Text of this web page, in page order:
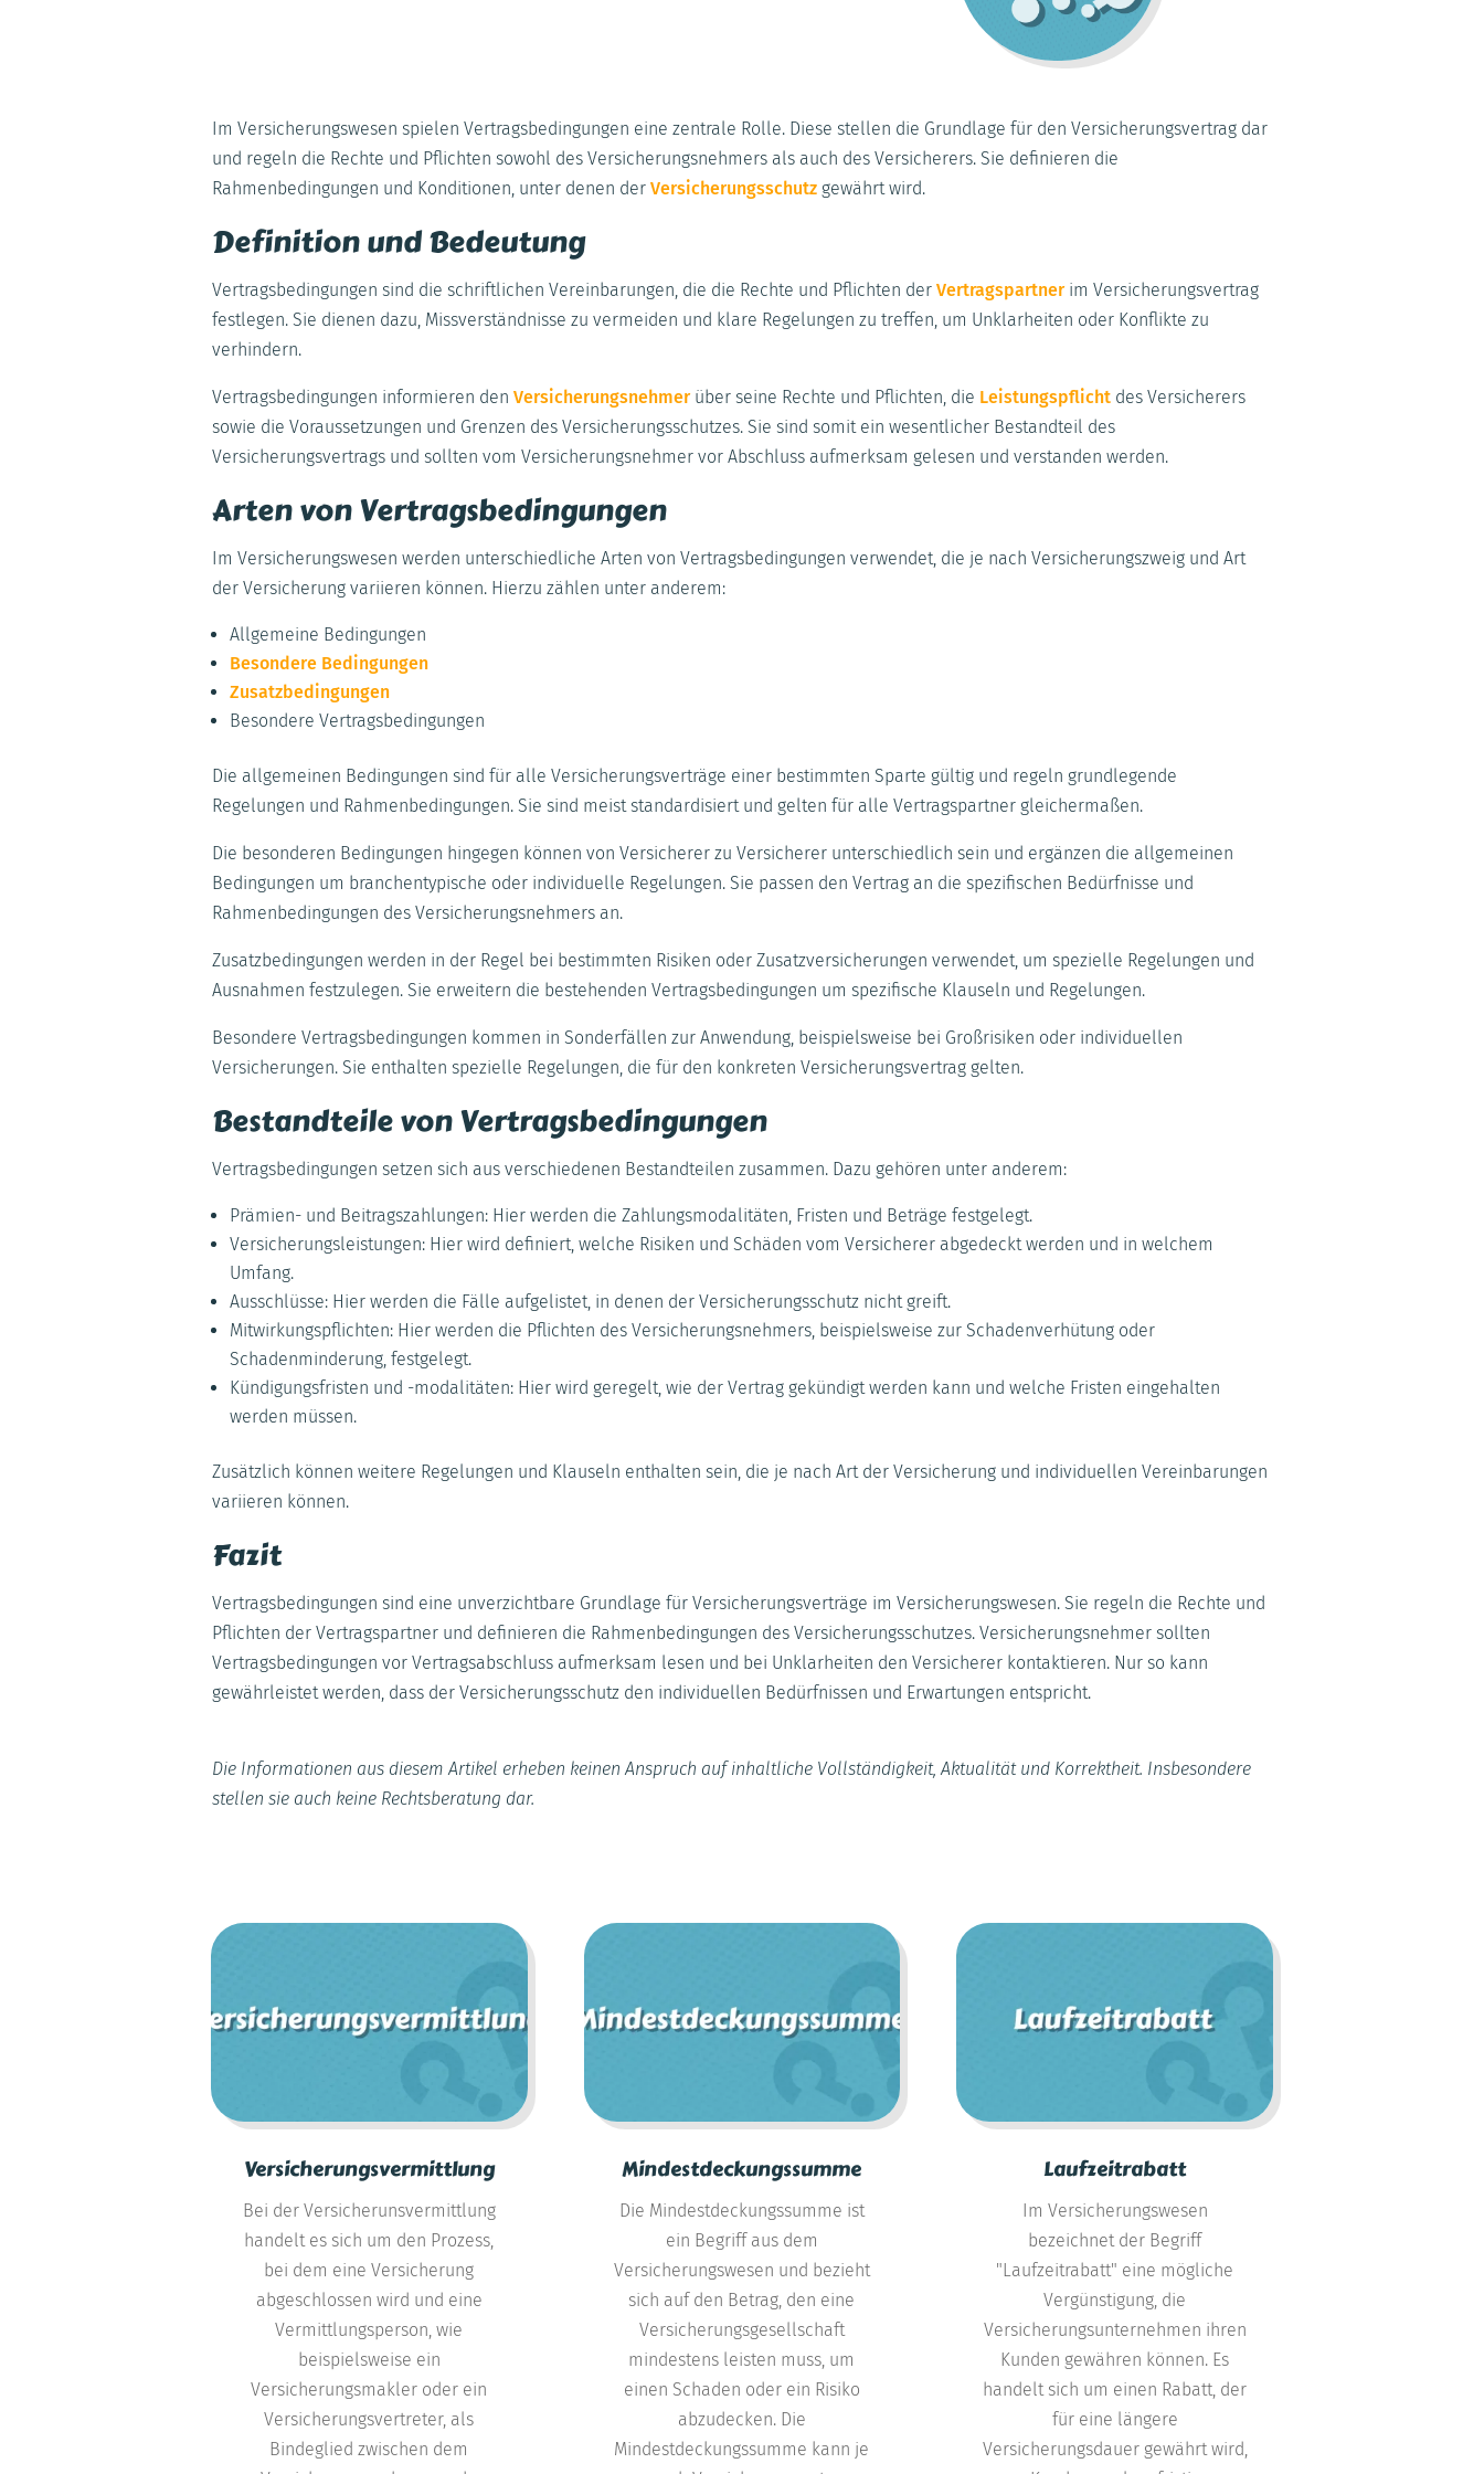
Im Versicherungswesen spielen Vertragsbedingungen eine zentrale Rolle. Diese stellen die Grundlage für den Versicherungsvertrag dar
und regeln die Rechte und Pflichten sowohl des Versicherungsnehmers als auch des Versicherers. Sie definieren die
Rahmenbedingungen und Konditionen, unter denen der Versicherungsschutz gewährt wird.
Definition und Bedeutung
Vertragsbedingungen sind die schriftlichen Vereinbarungen, die die Rechte und Pflichten der Vertragspartnerim Versicherungsvertrag
festlegen. Sie dienen dazu, Missverständnisse zu vermeiden und klare Regelungen zu treffen, um Unklarheiten oder Konflikte zu
verhindern.
Vertragsbedingungen informieren den Versicherungsnehmerüber seine Rechte und Pflichten, die Leistungspflicht des Versicherers
sowie die Voraussetzungen und Grenzen des Versicherungsschutzes. Sie sind somit ein wesentlicher Bestandteil des
Versicherungsvertrags und sollten vom Versicherungsnehmer vor Abschluss aufmerksam gelesen und verstanden werden.
Arten von Vertragsbedingungen
Im Versicherungswesen werden unterschiedliche Arten von Vertragsbedingungen verwendet, die je nach Versicherungszweig und Art
der Versicherung variieren können. Hierzu zählen unter anderem:
Allgemeine Bedingungen
Besondere Bedingungen
Zusatzbedingungen
Besondere Vertragsbedingungen
Die allgemeinen Bedingungen sind für alle Versicherungsverträge einer bestimmten Sparte gültig und regeln grundlegende
Regelungen und Rahmenbedingungen. Sie sind meist standardisiert und gelten für alle Vertragspartner gleichermaßen.
Die besonderen Bedingungen hingegen können von Versicherer zu Versicherer unterschiedlich sein und ergänzen die allgemeinen
Bedingungen um branchentypische oder individuelle Regelungen. Sie passen den Vertrag an die spezifischen Bedürfnisse und
Rahmenbedingungen des Versicherungsnehmers an.
Zusatzbedingungen werden in der Regel bei bestimmten Risiken oder Zusatzversicherungen verwendet, um spezielle Regelungen und
Ausnahmen festzulegen. Sie erweitern die bestehenden Vertragsbedingungen um spezifische Klauseln und Regelungen.
Besondere Vertragsbedingungen kommen in Sonderfällen zur Anwendung, beispielsweise bei Großrisiken oder individuellen
Versicherungen. Sie enthalten spezielle Regelungen, die für den konkreten Versicherungsvertrag gelten.
Bestandteile von Vertragsbedingungen
Vertragsbedingungen setzen sich aus verschiedenen Bestandteilen zusammen. Dazu gehören unter anderem:
Prämien- und Beitragszahlungen: Hier werden die Zahlungsmodalitäten, Fristen und Beträge festgelegt.
Versicherungsleistungen: Hier wird definiert, welche Risiken und Schäden vom Versicherer abgedeckt werden und in welchem
Umfang.
Ausschlüsse: Hier werden die Fälle aufgelistet, in denen der Versicherungsschutz nicht greift.
Mitwirkungspflichten: Hier werden die Pflichten des Versicherungsnehmers, beispielsweise zur Schadenverhütung oder
Schadenminderung, festgelegt.
Kündigungsfristen und -modalitäten: Hier wird geregelt, wie der Vertrag gekündigt werden kann und welche Fristen eingehalten
werden müssen.
Zusätzlich können weitere Regelungen und Klauseln enthalten sein, die je nach Art der Versicherung und individuellen Vereinbarungen
variieren können.
Fazit
Vertragsbedingungen sind eine unverzichtbare Grundlage für Versicherungsverträge im Versicherungswesen. Sie regeln die Rechte und
Pflichten der Vertragspartner und definieren die Rahmenbedingungen des Versicherungsschutzes. Versicherungsnehmer sollten
Vertragsbedingungen vor Vertragsabschluss aufmerksam lesen und bei Unklarheiten den Versicherer kontaktieren. Nur so kann
gewährleistet werden, dass der Versicherungsschutz den individuellen Bedürfnissen und Erwartungen entspricht.
Die Informationen aus diesem Artikel erheben keinen Anspruch auf inhaltliche Vollständigkeit, Aktualität und Korrektheit. Insbesondere
stellen sie auch keine Rechtsberatung dar.
Versicherungsvermittlung
Bei der Versicherunsvermittlung
handelt es sich um den Prozess,
bei dem eine Versicherung
abgeschlossen wird und eine
Vermittlungsperson, wie
beispielsweise ein
Versicherungsmakler oder ein
Versicherungsvertreter, als
Bindeglied zwischen dem
Mindestdeckungssumme
Die Mindestdeckungssumme ist
ein Begriff aus dem
Versicherungswesen und bezieht
sich auf den Betrag, den eine
Versicherungsgesellschaft
mindestens leisten muss, um
einen Schaden oder ein Risiko
abzudecken. Die
Mindestdeckungssumme kann je
Laufzeitrabatt
Im Versicherungswesen
bezeichnet der Begriff
"Laufzeitrabatt" eine mögliche
Vergünstigung, die
Versicherungsunternehmen ihren
Kunden gewähren können. Es
handelt sich um einen Rabatt, der
für eine längere
Versicherungsdauer gewährt wird,